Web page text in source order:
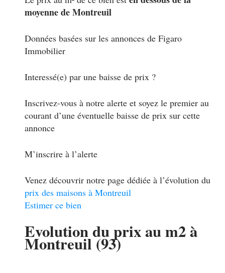
moyenne de Montreuil
Données basées sur les annonces de Figaro
Immobilier
Interessé(e) par une baisse de prix ?
Inscrivez-vous à notre alerte et soyez le premier au
courant d’une éventuelle baisse de prix sur cette
annonce
M’inscrire à l’alerte
Venez découvrir notre page dédiée à l’évolution du
prix des maisons à Montreuil
Estimer ce bien
Evolution du prix au m2 à
Montreuil (93)